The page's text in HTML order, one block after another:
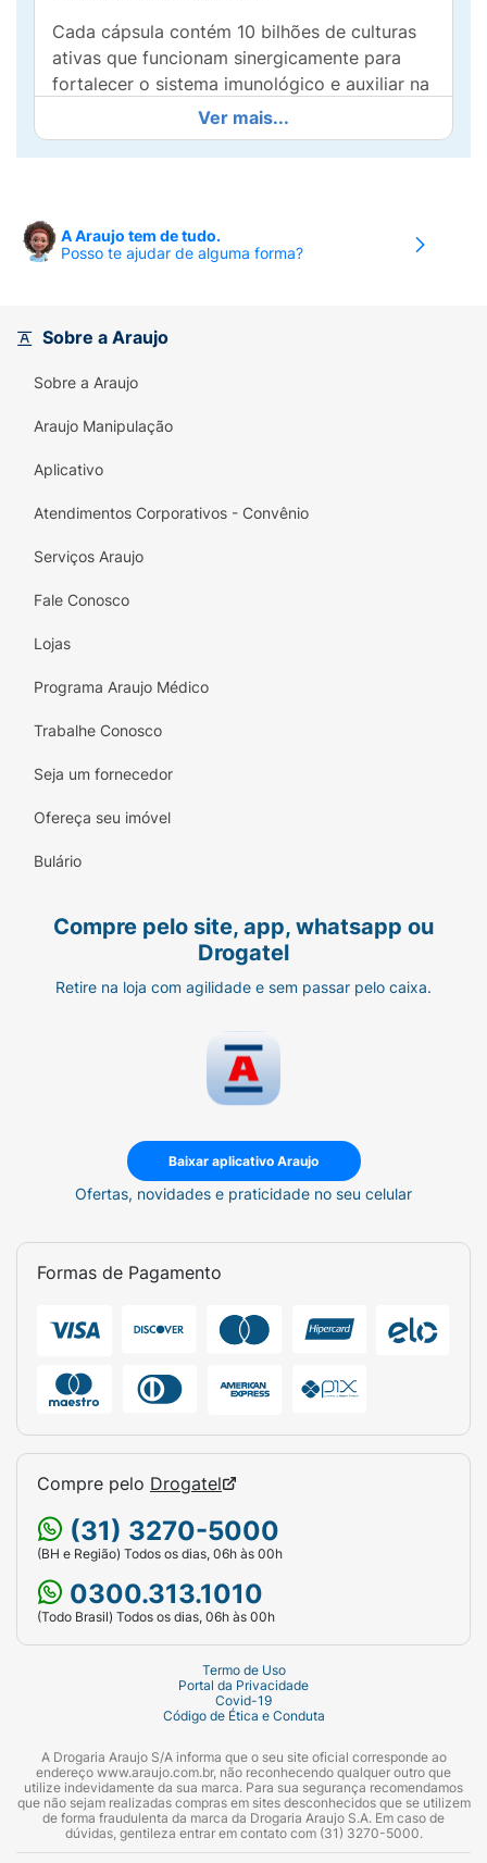
Cada cápsula contém 10 bilhões de culturas
ativas que funcionam sinergicamente para
fortalecer o sistema imunológico e auxiliar na
prevenção de infecções. Ideal para mulheres
que buscam promover uma flora vaginal
saudável em qualquer fase da vida, o Prolive
Com 30 cápsulas em cada embalagem, é fácil
aliado que sua saúde vaginal merece! Invista
leveza e conforto.
Ver mais...
A Araujo tem de tudo.
Posso te ajudar de alguma forma?
Sobre a Araujo
Sobre a Araujo
Araujo Manipulação
Aplicativo
Atendimentos Corporativos - Convênio
Serviços Araujo
Fale Conosco
Lojas
Programa Araujo Médico
Trabalhe Conosco
Seja um fornecedor
Ofereça seu imóvel
Bulário
Compre pelo site, app, whatsapp ou
Drogatel
Retire na loja com agilidade e sem passar pelo caixa.
Baixar aplicativo Araujo
Ofertas, novidades e praticidade no seu celular
Formas de Pagamento
Compre pelo Drogatel
(31) 3270-5000
(BH e Região) Todos os dias, 06h às 00h
0300.313.1010
(Todo Brasil) Todos os dias, 06h às 00h
Termo de Uso
Portal da Privacidade
Covid-19
Código de Ética e Conduta
A Drogaria Araujo S/A informa que o seu site oficial corresponde ao
endereço www.araujo.com.br, não reconhecendo qualquer outro que
utilize indevidamente da sua marca. Para sua segurança recomendamos
que não sejam realizadas compras em sites desconhecidos que se utilizem
de forma fraudulenta da marca da Drogaria Araujo S.A. Em caso de
dúvidas, gentileza entrar em contato com (31) 3270-5000.